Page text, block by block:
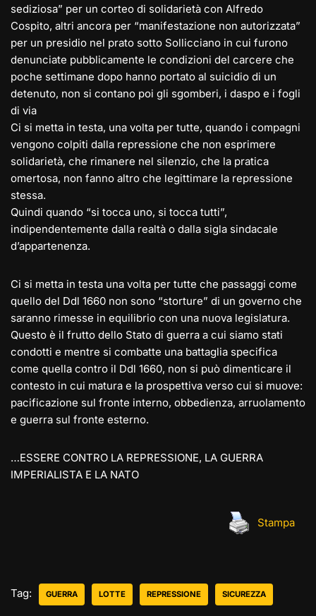
sediziosa” per un corteo di solidarietà con Alfredo
Cospito, altri ancora per “manifestazione non autorizzata”
per un presidio nel prato sotto Sollicciano in cui furono
denunciate pubblicamente le condizioni del carcere che
poche settimane dopo hanno portato al suicidio di un
detenuto, non si contano poi gli sgomberi, i daspo e i fogli
di via
Ci si metta in testa, una volta per tutte, quando i compagni
vengono colpiti dalla repressione che non esprimere
solidarietà, che rimanere nel silenzio, che la pratica
omertosa, non fanno altro che legittimare la repressione
stessa.
Quindi quando “si tocca uno, si tocca tutti”,
indipendentemente dalla realtà o dalla sigla sindacale
d’appartenenza.
Ci si metta in testa una volta per tutte che passaggi come
quello del Ddl 1660 non sono “storture” di un governo che
saranno rimesse in equilibrio con una nuova legislatura.
Questo è il frutto dello Stato di guerra a cui siamo stati
condotti e mentre si combatte una battaglia specifica
come quella contro il Ddl 1660, non si può dimenticare il
contesto in cui matura e la prospettiva verso cui si muove:
pacificazione sul fronte interno, obbedienza, arruolamento
e guerra sul fronte esterno.
…ESSERE CONTRO LA REPRESSIONE, LA GUERRA
IMPERIALISTA E LA NATO
Stampa
Tag: GUERRA LOTTE REPRESSIONE SICUREZZA